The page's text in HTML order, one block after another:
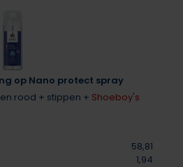
op Nano protect spray
rood + stippen + Shoeboy's
58,81
1,94